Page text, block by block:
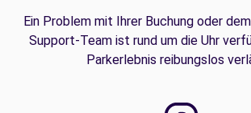
Ein Problem mit Ihrer Buchung oder
Support-Team ist rund um die Uhr
Parkerlebnis reibungslos